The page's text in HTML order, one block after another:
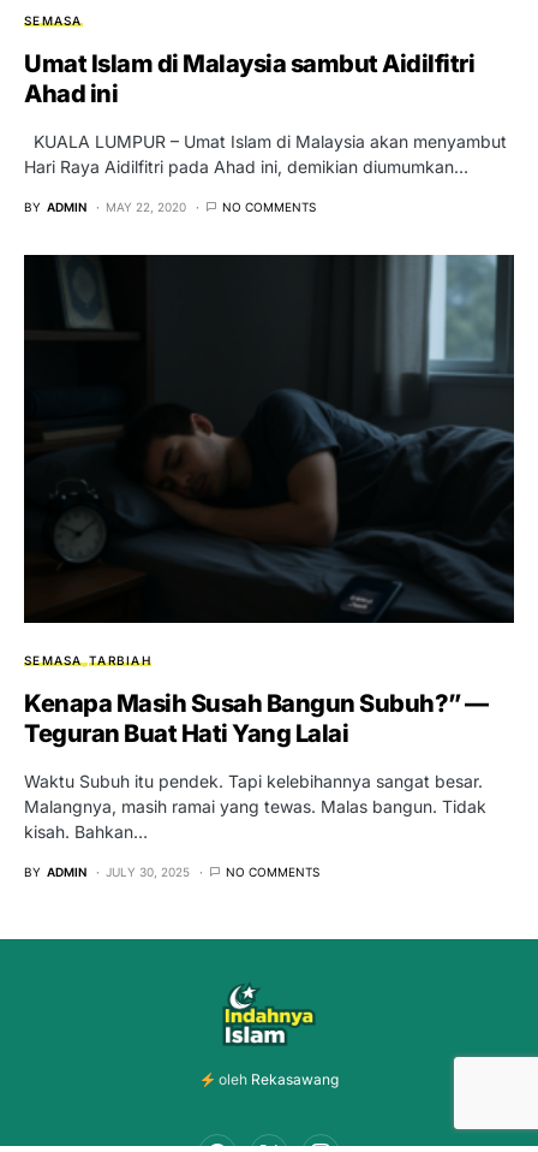
SEMASA
Umat Islam di Malaysia sambut Aidilfitri
Ahad ini
KUALA LUMPUR – Umat Islam di Malaysia akan menyambut
Hari Raya Aidilfitri pada Ahad ini, demikian diumumkan…
BY ADMIN MAY 22, 2020 NO COMMENTS
SEMASA TARBIAH
Kenapa Masih Susah Bangun Subuh?” —
Teguran Buat Hati Yang Lalai
Waktu Subuh itu pendek. Tapi kelebihannya sangat besar.
Malangnya, masih ramai yang tewas. Malas bangun. Tidak
kisah. Bahkan…
BY ADMIN JULY 30, 2025 NO COMMENTS
oleh Rekasawang